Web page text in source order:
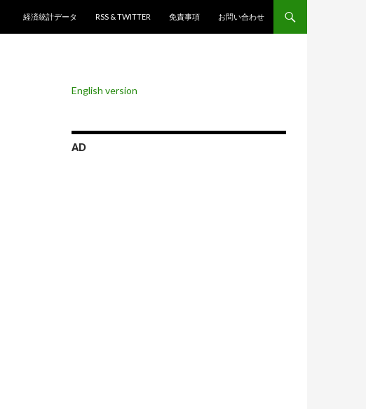
経済統計データ
RSS & TWITTER 免責事項 お問い合わせ
English version
AD